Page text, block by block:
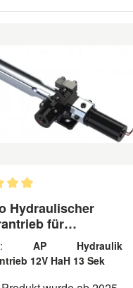
Bewertung von
Hydraulischer
für
MLP40
AP Hydraulik
12V HaH 13 Sek